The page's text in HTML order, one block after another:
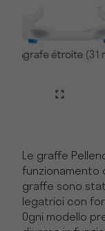
Le graffe
funzionamento
graffe sono
legatrici con
Ogni modello